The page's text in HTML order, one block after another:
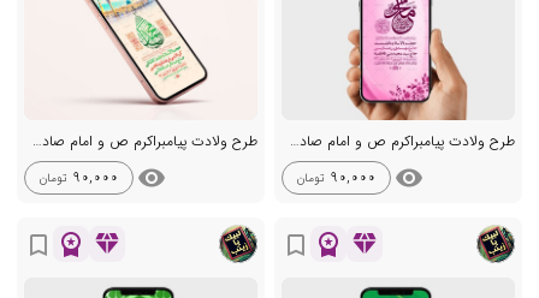
طرح ولادت پیامبراکرم ص و امام صادق ع
visibility
90,000 تومان
طرح ولادت پیامبراکرم ص و امام صادق ع
visibility
90,000 تومان
diamond
workspace_premium
bookmark_border
diamond
workspace_premium
bookmark_border